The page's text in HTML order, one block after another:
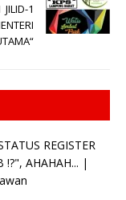
1
REGISTER
!?", AHAHAH... |